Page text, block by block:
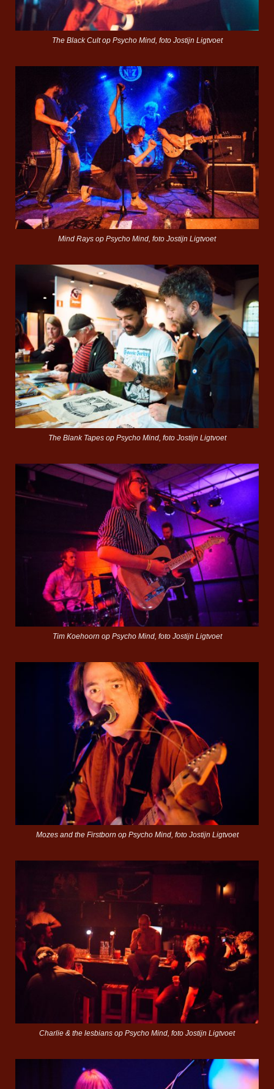
The Black Cult op Psycho Mind, foto Jostijn Ligtvoet
Mind Rays op Psycho Mind, foto Jostijn Ligtvoet
The Blank Tapes op Psycho Mind, foto Jostijn Ligtvoet
Tim Koehoorn op Psycho Mind, foto Jostijn Ligtvoet
Mozes and the Firstborn op Psycho Mind, foto Jostijn Ligtvoet
Charlie & the lesbians op Psycho Mind, foto Jostijn Ligtvoet